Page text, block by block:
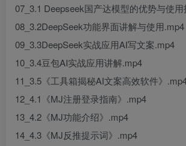
07_3.1 Deepseek国产达模型的优势与使
08_3.2DeepSeek功能界面讲解与使用.mp4
09_3.3DeepSeek实战应用AI写文案.mp4
10_3.4豆包AI实战应用讲解.mp4
11_3.5《工具箱揭秘AI文案高效软件》
12_4.1《MJ注册登录指南》.mp4
13_4.2《MJ功能介绍》.mp4
14_4.3《MJ反推提示词》.mp4